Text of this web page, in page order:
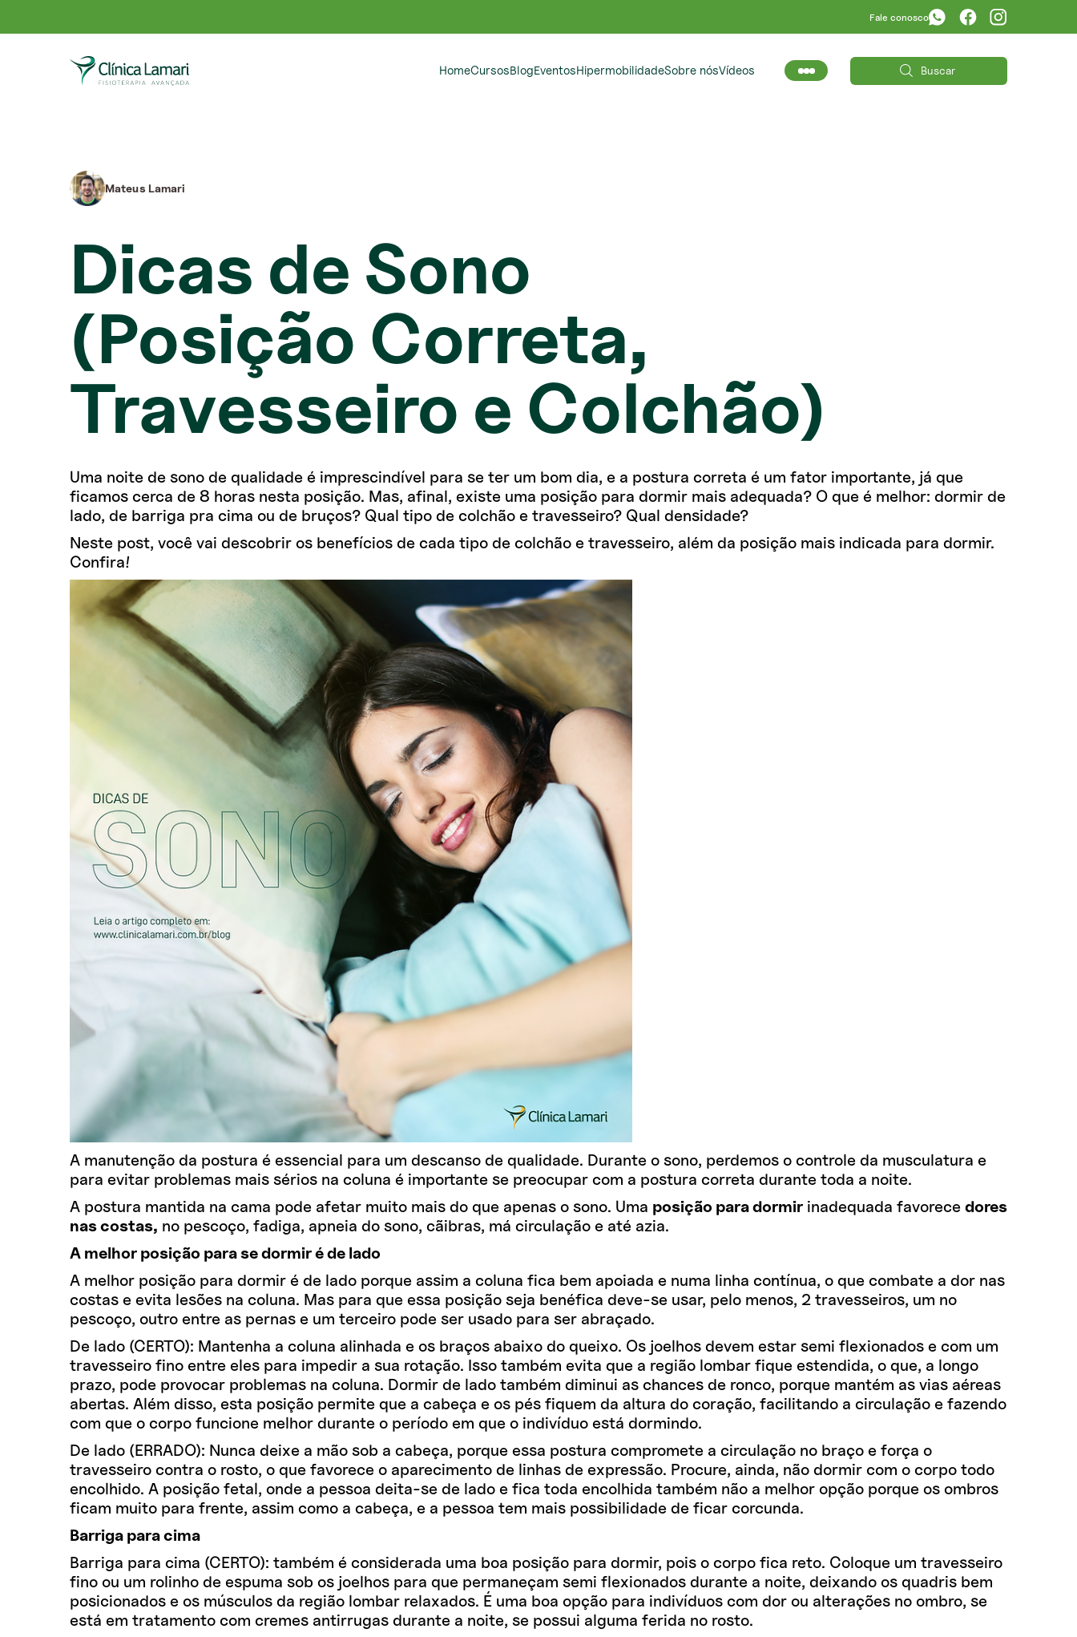
Fale conosco
HomeCursosBlogEventosHipermobilidadeSobre nósVídeos
Mateus Lamari
Dicas de Sono
(Posição Correta,
Travesseiro e Colchão)
Uma noite de sono de qualidade é imprescindível para se ter um bom dia, e a postura correta é um fator importante, já que
ficamos cerca de 8 horas nesta posição. Mas, afinal, existe uma posição para dormir mais adequada? O que é melhor: dormir de
lado, de barriga pra cima ou de bruços? Qual tipo de colchão e travesseiro? Qual densidade?
Neste post, você vai descobrir os benefícios de cada tipo de colchão e travesseiro, além da posição mais indicada para dormir.
Confira!
A manutenção da postura é essencial para um descanso de qualidade. Durante o sono, perdemos o controle da musculatura e
para evitar problemas mais sérios na coluna é importante se preocupar com a postura correta durante toda a noite.
A postura mantida na cama pode afetar muito mais do que apenas o sono. Uma posição para dormir inadequada favorece dores
nas costas, no pescoço, fadiga, apneia do sono, cãibras, má circulação e até azia.
A melhor posição para se dormir é de lado
A melhor posição para dormir é de lado porque assim a coluna fica bem apoiada e numa linha contínua, o que combate a dor nas
costas e evita lesões na coluna. Mas para que essa posição seja benéfica deve-se usar, pelo menos, 2 travesseiros, um no
pescoço, outro entre as pernas e um terceiro pode ser usado para ser abraçado.
De lado (CERTO): Mantenha a coluna alinhada e os braços abaixo do queixo. Os joelhos devem estar semi flexionados e com um
travesseiro fino entre eles para impedir a sua rotação. Isso também evita que a região lombar fique estendida, o que, a longo
prazo, pode provocar problemas na coluna. Dormir de lado também diminui as chances de ronco, porque mantém as vias aéreas
abertas. Além disso, esta posição permite que a cabeça e os pés fiquem da altura do coração, facilitando a circulação e fazendo
com que o corpo funcione melhor durante o período em que o indivíduo está dormindo.
De lado (ERRADO): Nunca deixe a mão sob a cabeça, porque essa postura compromete a circulação no braço e força o
travesseiro contra o rosto, o que favorece o aparecimento de linhas de expressão. Procure, ainda, não dormir com o corpo todo
encolhido. A posição fetal, onde a pessoa deita-se de lado e fica toda encolhida também não a melhor opção porque os ombros
ficam muito para frente, assim como a cabeça, e a pessoa tem mais possibilidade de ficar corcunda.
Barriga para cima
Barriga para cima (CERTO): também é considerada uma boa posição para dormir, pois o corpo fica reto. Coloque um travesseiro
fino ou um rolinho de espuma sob os joelhos para que permaneçam semi flexionados durante a noite, deixando os quadris bem
posicionados e os músculos da região lombar relaxados. É uma boa opção para indivíduos com dor ou alterações no ombro, se
está em tratamento com cremes antirrugas durante a noite, se possui alguma ferida no rosto.